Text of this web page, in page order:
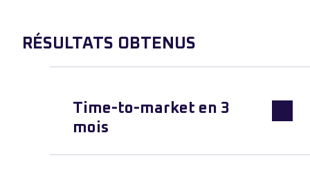
RÉSULTATS OBTENUS
Time-to-market en 3
mois